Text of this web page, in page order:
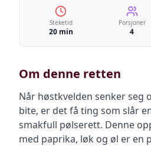
Steketid
20 min
Porsjoner
4
Om denne retten
Når høstkvelden senker seg
bite, er det få ting som slår
smakfull pølserett. Denne
med paprika, løk og øl er en